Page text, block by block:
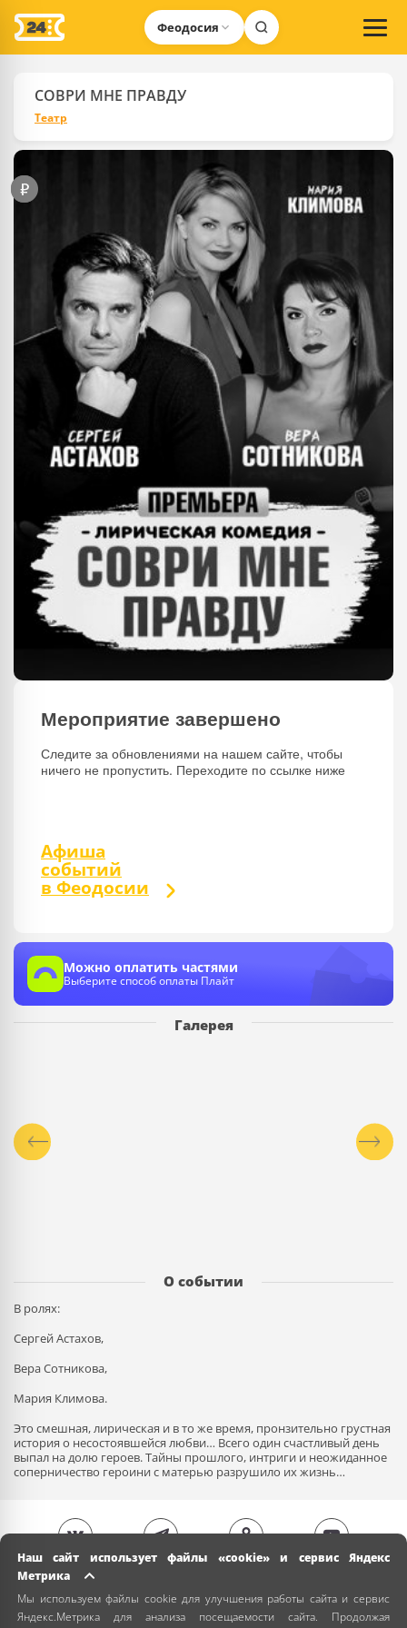
Феодосия
СОВРИ МНЕ ПРАВДУ
Театр
Мероприятие завершено
Следите за обновлениями на нашем сайте, чтобы
ничего не пропустить. Переходите по ссылке ниже
Афиша
событий
в Феодосии
Можно оплатить частями
Выберите способ оплаты Плайт
Галерея
О событии
В ролях:
Сергей Астахов,
Вера Сотникова,
Мария Климова.
Это смешная, лирическая и в то же время, пронзительно грустная
история о несостоявшейся любви… Всего один счастливый день
выпал на долю героев. Тайны прошлого, интриги и неожиданное
соперничество героини с матерью разрушило их жизнь…
Наш сайт использует файлы «cookie» и сервис Яндекс
Метрика
Мы используем файлы cookie для улучшения работы сайта и сервис
Яндекс.Метрика для анализа посещаемости сайта. Продолжая